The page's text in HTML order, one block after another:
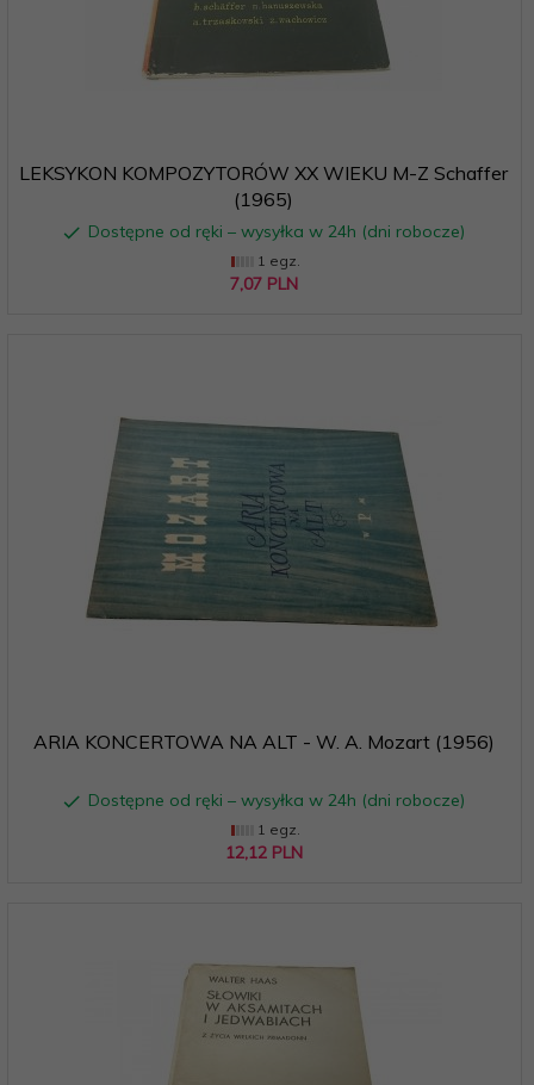
LEKSYKON KOMPOZYTORÓW XX WIEKU M-Z Schaffer
(1965)
Dostępne od ręki – wysyłka w 24h (dni robocze)
1 egz.
7,07 PLN
ARIA KONCERTOWA NA ALT - W. A. Mozart (1956)
Dostępne od ręki – wysyłka w 24h (dni robocze)
1 egz.
12,12 PLN